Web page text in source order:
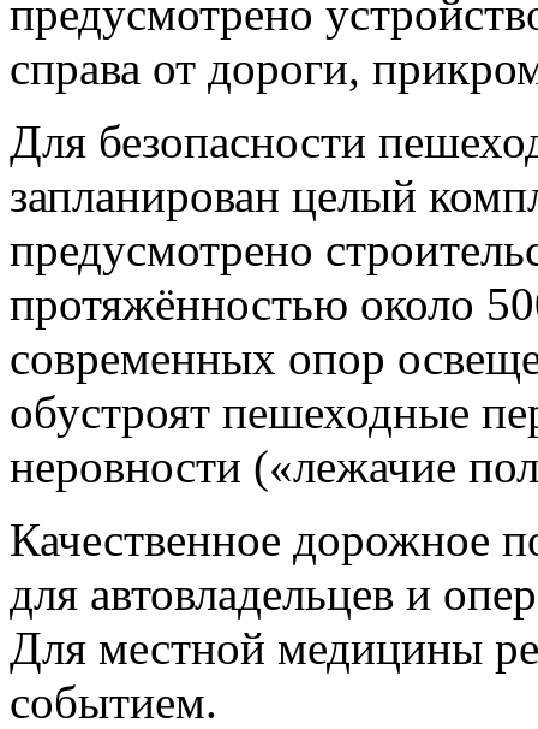
предусмотрено
справа от дороги,
Для безопасности
запланирован целый
предусмотрено
протяжённостью около
современных опор
обустроят пешеходные
неровности («лежачие
Качественное дорожное
для автовладельцев и
Для местной медицины
событием.